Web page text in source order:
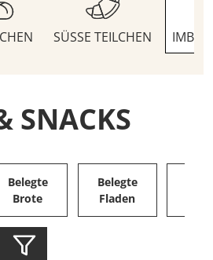
SÜSSE TEILCHEN
SNACKS
Belegte
Brote
Belegte
Fladen